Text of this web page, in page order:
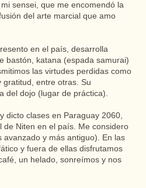
sensei, que me encomendó la
del arte marcial que amo
en el país, desarrolla
bastón, katana (espada samurai)
las virtudes perdidas como
gratitud, entre otras. Su
del dojo (lugar de práctica).
dicto clases en Paraguay 2060,
de Niten en el país. Me considero
avanzado y más antiguo). En las
y fuera de ellas disfrutamos
un helado, sonreímos y nos